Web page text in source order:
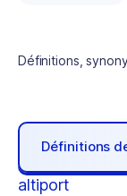
Définitions,
Définitions
altiport